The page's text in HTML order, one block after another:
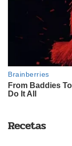
Recetas